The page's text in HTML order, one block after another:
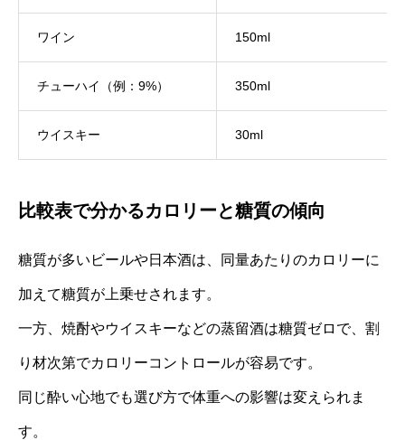
ワイン 150ml
チューハイ（例：9%） 350ml
ウイスキー 30ml
比較表で分かるカロリーと糖質の傾向
糖質が多いビールや日本酒は、同量あたりのカロリーに
加えて糖質が上乗せされます。
一方、焼酎やウイスキーなどの蒸留酒は糖質ゼロで、割
り材次第でカロリーコントロールが容易です。
同じ酔い心地でも選び方で体重への影響は変えられま
す。